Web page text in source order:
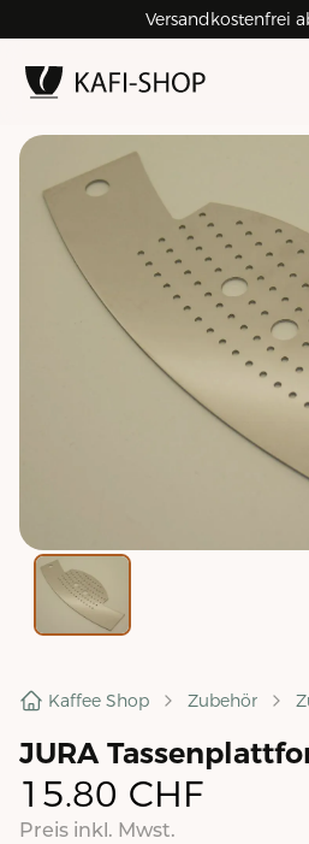
Versandkostenfrei
4.9|
Kaffee Shop Zubehör
JURA
15.80 CHF
Preis inkl. Mwst.